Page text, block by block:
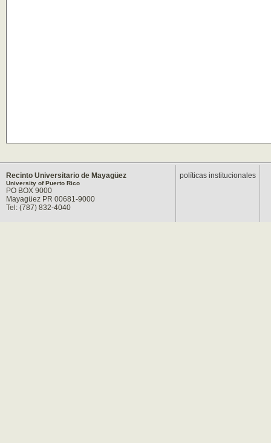
Recinto Universitario de Mayagüez
University of Puerto Rico
PO BOX 9000
Mayagüez PR 00681-9000
Tel: (787) 832-4040
políticas institucionales